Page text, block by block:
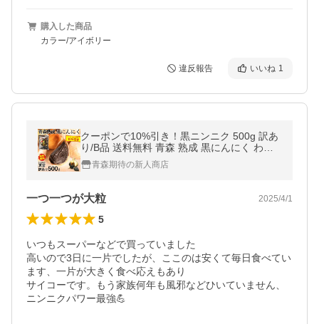
購入した商品
カラー/アイボリー
違反報告 いいね 1
クーポンで10%引き！黒ニンニク 500g 訳あ
り/B品 送料無料 青森 熟成 黒にんにく わけ
あり 黒宝 国 産 500g 約1か月半分 青森ニン
ニク青森期待の新人商店
一つ一つが大粒 2025/4/1
5
いつもスーパーなどで買っていました
高いので3日に一片でしたが、ここのは安くて毎日食べてい
ます、一片が大きく食べ応えもあり
サイコーです。もう家族何年も風邪などひいていません、
ニンニクパワー最強💪